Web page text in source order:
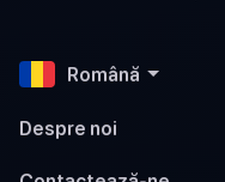
Română
Despre noi